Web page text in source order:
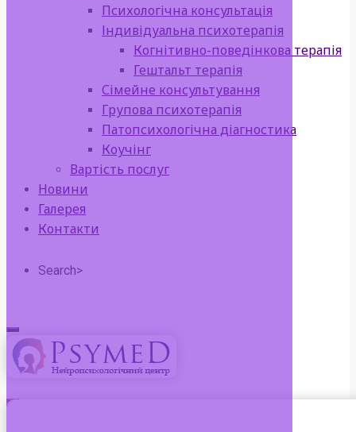
Психологічна консультація
Індивідуальна психотерапія
Когнітивно-поведінкова терапія
Гештальт терапія
Сімейне консультування
Групова психотерапія
Патопсихологічна діагностика
Коучінг
Вартість послуг
Новини
Галерея
Контакти
Search>
psymed